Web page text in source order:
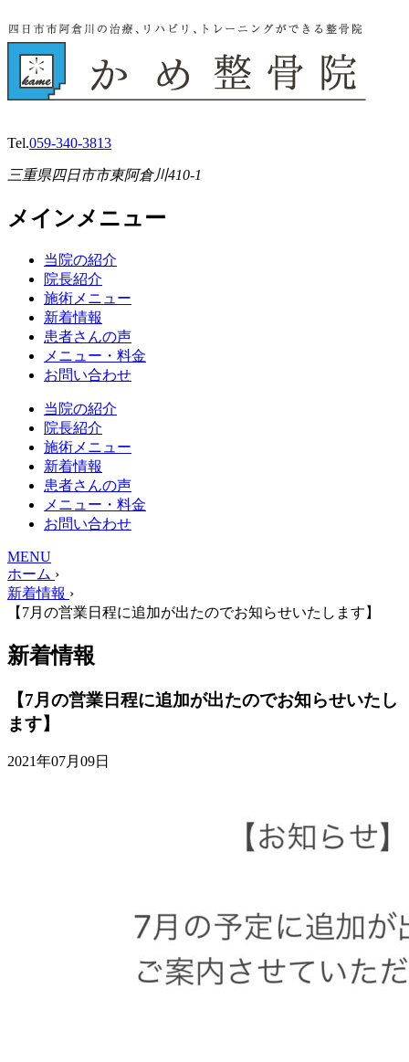
Tel.059-340-3813
三重県四日市市東阿倉川410-1
メインメニュー
当院の紹介
院長紹介
施術メニュー
新着情報
患者さんの声
メニュー・料金
お問い合わせ
当院の紹介
院長紹介
施術メニュー
新着情報
患者さんの声
メニュー・料金
お問い合わせ
MENU
ホーム ›
新着情報 ›
【7月の営業日程に追加が出たのでお知らせいたします】
新着情報
【7月の営業日程に追加が出たのでお知らせいたし
ます】
2021年07月09日